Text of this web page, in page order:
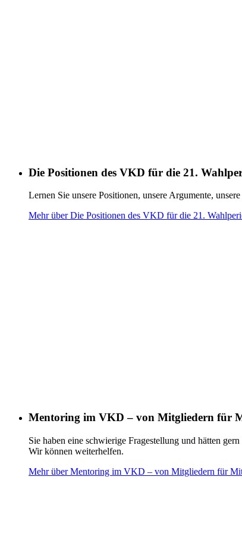
Die Positionen des VKD für die 21.
Lernen Sie unsere Positionen, unsere Argumente,
Mehr über Die Positionen des VKD für die 21.
Mentoring im VKD – von Mitgliedern für
Sie haben eine schwierige Fragestellung und hätten
Wir können weiterhelfen.
Mehr über Mentoring im VKD – von Mitgliedern für